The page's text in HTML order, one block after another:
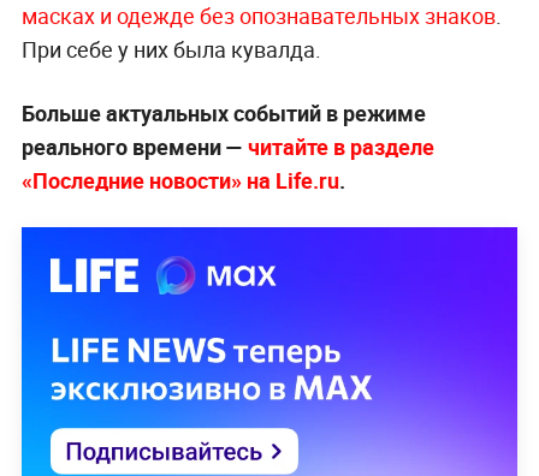
масках и одежде без опознавательных знаков.
При себе у них была кувалда.
Больше актуальных событий в режиме
реального времени — читайте в разделе
«Последние новости» на Life.ru.